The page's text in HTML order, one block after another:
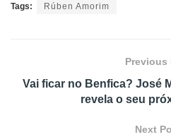
Tags: Rúben Amorim
Previous
Vai ficar no Benfica? José
revela o seu
Next